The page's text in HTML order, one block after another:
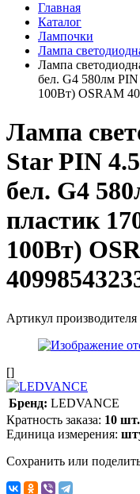
Главная
Каталог
Лампочки
Лампа
Лампа
бел. G4 580лм
100Вт) OSRAM
Лампа
Star PIN
бел. G4
пластик
100Вт)
Артикул производителя
[]
Бренд: LEDVANCE
Кратность заказа: 10 шт.
Единица измерения:
Сохранить или